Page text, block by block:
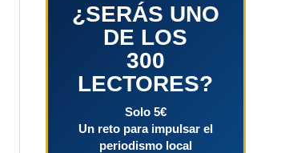
¿SERÁS UNO
DE LOS
300
LECTORES?
Solo 5€
Un reto para impulsar el
periodismo local